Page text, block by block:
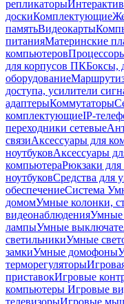
репликаторы
доскиКомплектующие
памятьВидеокарты
питанияМатеринские
компьютеров
для корпусов ПКБоксы,
оборудование
доступа, усилители
адаптерыКоммутаторы
комплектующиеIP-
переходники сетевые
связиАксессуары для
ноутбуковАксессуары
компьютераРюкзаки для
ноутбуковСредства для
обеспечениеСистема
домомУмные колонки,
видеонаблюденияУмные
лампыУмные
светильникиУмные
замкиУмные домофоны
терморегуляторы
приставокИгровые
компьютеры Игровые
телевизорыИгровые